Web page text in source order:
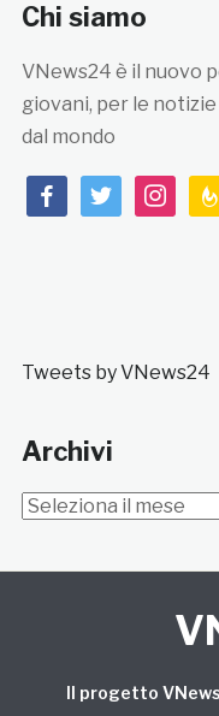
Chi siamo
VNews24 è il nuovo
giovani, per le notizie
dal mondo
facebooktwitterinstagram
Tweets by VNews24
Archivi
Archivi
Il progetto